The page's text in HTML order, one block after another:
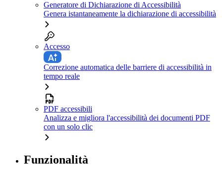
Generatore di Dichiarazione di Accessibilità
Genera istantaneamente la dichiarazione di accessibilità
Accesso
Correzione automatica delle barriere di accessibilità in
tempo reale
PDF accessibili
Analizza e migliora l'accessibilità dei documenti PDF
con un solo clic
Funzionalità